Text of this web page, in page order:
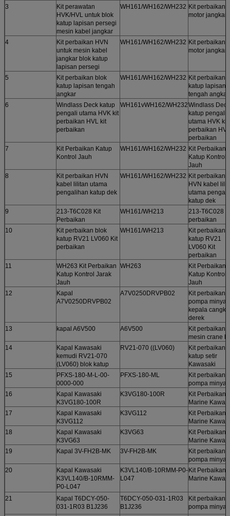
3
Kit perawatan
HVK/HVL untuk blok
katup lapisan persegi
mesin kabel jangkar
WH161/WH162/WH232 Kit perbaikan
motor jangkar
4
Kit perbaikan HVN
untuk mesin kabel
jangkar blok katup
lapisan persegi
WH161/WH162/WH232 Kit perbaikan
motor jangkar
5
Kit perbaikan blok
katup lapisan tengah
angkar
WH161/WH162/WH232 Kit perbaikan
katup lapisan
tengah angkar
6
Windlass Deck katup
pengali utama HVK kit
perbaikan HVL kit
perbaikan
WH161vWH162/WH232Windlass Deck
katup pengali
utama HVK kit
perbaikan
perbaikan
7
Kit Perbaikan Katup
Kontrol Jauh
WH161/WH162/WH232 Kit Perbaikan
Katup Kontrol
Jauh
8
Kit perbaikan HVN
kabel lilitan utama
pengalihan katup dek
WH161/WH162/WH232 Kit perbaikan
HVN kabel
utama
katup dek
9
213-T6C028 Kit
Perbaikan
WH161/WH213
213-T6C028
perbaikan
10
Kit perbaikan blok
katup RV21 LV060 Kit
perbaikan
WH161/WH213
Kit perbaikan
katup RV21
LV060 Kit
perbaikan
11
WH263 Kit Perbaikan
Katup Kontrol Jarak
Jauh
WH263
Kit Perbaikan
Katup Kontrol
Jauh
12
Kapal
A7V0250DRVPB02
A7V0250DRVPB02
Kit perbaikan
pompa minyak
kepala
derek
13
kapal A6V500 A6V500
Kit perbaikan
mesin crane
14
Kapal Kawasaki
kemudi RV21-070
(LV060) blok katup
RV21-070 ((LV060)
Kit perbaikan
katup setir
Kawasaki
15
PFXS-180-M-L-00-
0000-000
PFXS-180-ML
Kit perbaikan
pompa minyak
16
Kapal Kawasaki
K3VG180-100R
K3VG180-100R
Kit Perbaikan
Marine
17
Kapal Kawasaki
K3VG112
K3VG112
Kit Perbaikan
Marine
18
Kapal Kawasaki
K3VG63
K3VG63
Kit Perbaikan
Marine
19
Kapal 3V-FH2B-MK 3V-FH2B-MK
Kit perbaikan
pompa minyak
20
Kapal Kawasaki
K3VL140/B-10RMM-
P0-L047
K3VL140/B-10RMM-P0-
L047
Kit Perbaikan
Marine
21
Kapal T6DCY-050-
031-1R03 B1J236
T6DCY-050-031-1R03
B1J236
Kit perbaikan
pompa minyak